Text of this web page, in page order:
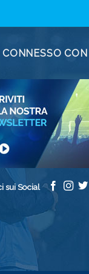
CONNESSO
sui Social